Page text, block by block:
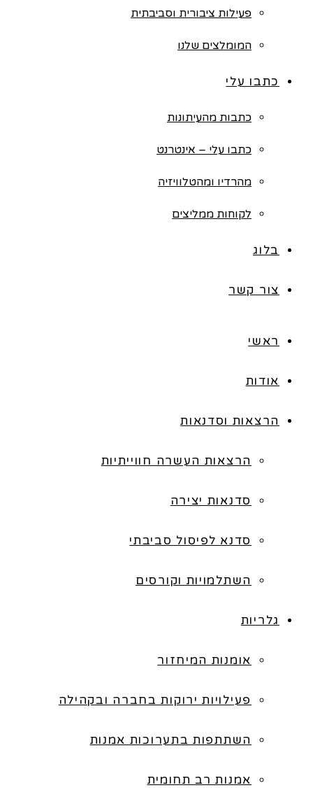
פעילות ציבורית וסביבתית
המומלצים שלנו
כתבו עלי
כתבות מהעיתונות
כתבו עלי – אינטרנט
מהרדיו ומהטלוויזיה
לקוחות ממליצים
בלוג
צור קשר
ראשי
אודות
הרצאות וסדנאות
הרצאות העשרה חווייתיות
סדנאות יצירה
סדנא לפיסול סביבתי
השתלמויות וקורסים
גלריות
אומנות המיחזור
פעילויות ירוקות בחברה ובקהילה
השתתפות בתערוכות אמנות
אמנות רב תחומית